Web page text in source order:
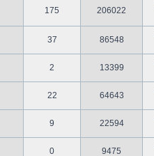
175 206022
37 86548
2 13399
22 64643
9 22594
0 9475